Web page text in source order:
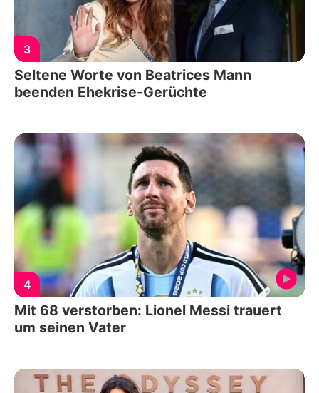
3
Seltene Worte von Beatrices Mann
beenden Ehekrise-Gerüchte
4
Mit 68 verstorben: Lionel Messi trauert
um seinen Vater